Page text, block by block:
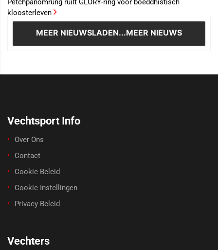
Petchpanomrung ruilt GLORY-ring voor boeddhistisch
kloosterleven
MEER NIEUWSLADEN...MEER NIEUWS
Vechtsport Info
Over Ons
Contact
Cookie Beleid
Cookie Instellingen
Privacy Beleid
Vechters